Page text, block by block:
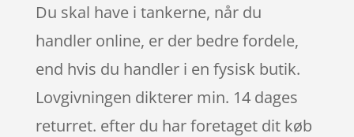
Du skal have i tankerne, når du
handler online, er der bedre fordele,
end hvis du handler i en fysisk butik.
Lovgivningen dikterer min. 14 dages
returret. efter du har foretaget dit køb